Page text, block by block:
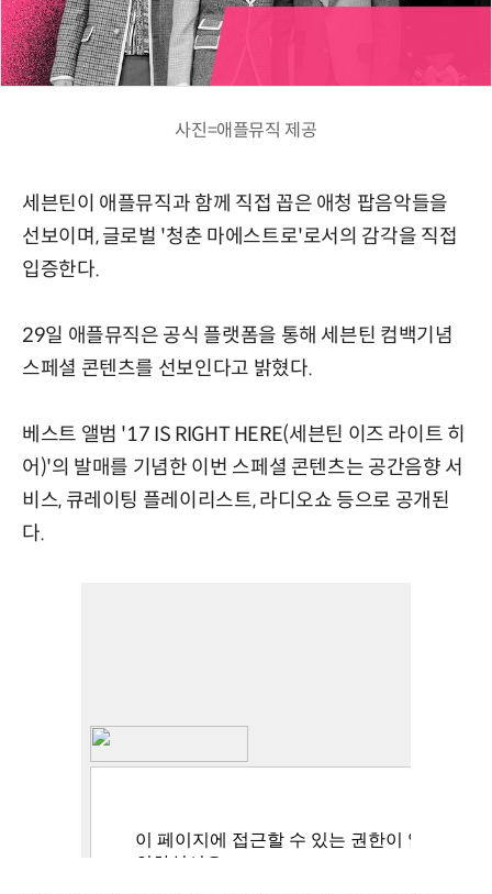
사진=애플뮤직 제공
세븐틴이 애플뮤직과 함께 직접 꼽은 애청 팝음악들을
선보이며, 글로벌 '청춘 마에스트로'로서의 감각을 직접
입증한다.
29일 애플뮤직은 공식 플랫폼을 통해 세븐틴 컴백기념
스페셜 콘텐츠를 선보인다고 밝혔다.
베스트 앨범 '17 IS RIGHT HERE(세븐틴 이즈 라이트 히
어)'의 발매를 기념한 이번 스페셜 콘텐츠는 공간음향 서
비스, 큐레이팅 플레이리스트, 라디오쇼 등으로 공개된
다.